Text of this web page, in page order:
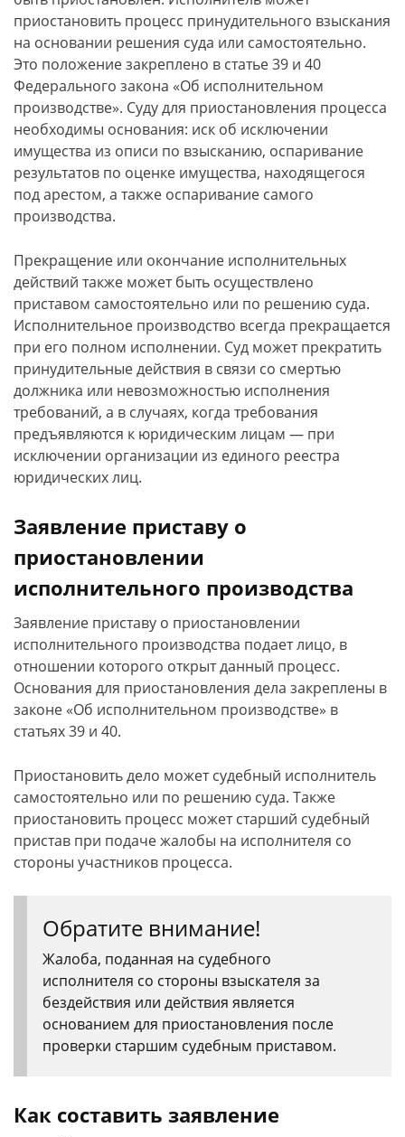
приостановить процесс принудительного взыскания
на основании решения суда или самостоятельно.
Это положение закреплено в статье 39 и 40
Федерального закона «Об исполнительном
производстве». Суду для приостановления процесса
необходимы основания: иск об исключении
имущества из описи по взысканию, оспаривание
результатов по оценке имущества, находящегося
под арестом, а также оспаривание самого
производства.
Прекращение или окончание исполнительных
действий также может быть осуществлено
приставом самостоятельно или по решению суда.
Исполнительное производство всегда прекращается
при его полном исполнении. Суд может прекратить
принудительные действия в связи со смертью
должника или невозможностью исполнения
требований, а в случаях, когда требования
предъявляются к юридическим лицам — при
исключении организации из единого реестра
юридических лиц.
Заявление приставу о
приостановлении
исполнительного производства
Заявление приставу о приостановлении
исполнительного производства подает лицо, в
отношении которого открыт данный процесс.
Основания для приостановления дела закреплены в
законе «Об исполнительном производстве» в
статьях 39 и 40.
Приостановить дело может судебный исполнитель
самостоятельно или по решению суда. Также
приостановить процесс может старший судебный
пристав при подаче жалобы на исполнителя со
стороны участников процесса.
Обратите внимание!
Жалоба, поданная на судебного
исполнителя со стороны взыскателя за
бездействия или действия является
основанием для приостановления после
проверки старшим судебным приставом.
Как составить заявление